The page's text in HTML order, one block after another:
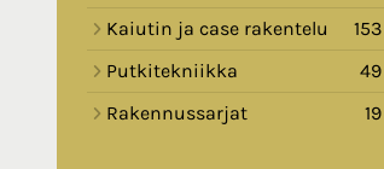
Kaiutin ja case rakentelu
153
Putkitekniikka
49
Rakennussarjat
19